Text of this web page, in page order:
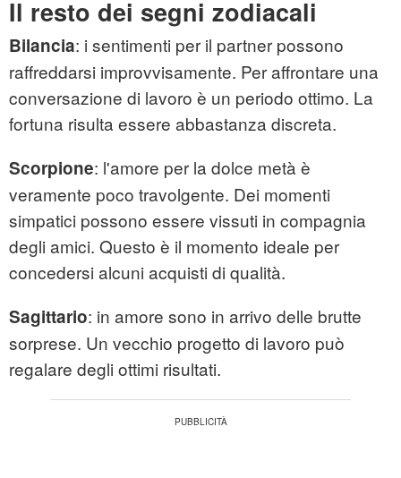
Il resto dei segni zodiacali
Bilancia: i sentimenti per il partner possono
raffreddarsi improvvisamente. Per affrontare una
conversazione di lavoro è un periodo ottimo. La
fortuna risulta essere abbastanza discreta.
Scorpione: l'amore per la dolce metà è
veramente poco travolgente. Dei momenti
simpatici possono essere vissuti in compagnia
degli amici. Questo è il momento ideale per
concedersi alcuni acquisti di qualità.
Sagittario: in amore sono in arrivo delle brutte
sorprese. Un vecchio progetto di lavoro può
regalare degli ottimi risultati.